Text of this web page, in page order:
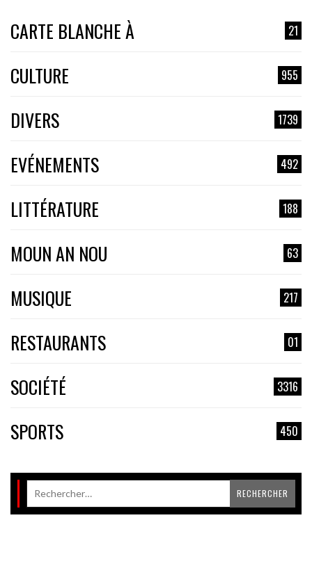
CARTE BLANCHE À 21
CULTURE 955
DIVERS 1739
EVÉNEMENTS 492
LITTÉRATURE 188
MOUN AN NOU 63
MUSIQUE 217
RESTAURANTS 01
SOCIÉTÉ 3316
SPORTS 450